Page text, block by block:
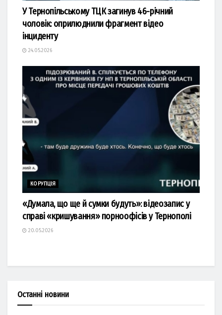
У Тернопільському ТЦК загинув 46-річний
чоловік: оприлюднили фрагмент відео
інциденту
24.05.2026
КОРУПЦІЯ
«Думала, що ще й сумки будуть»: відеозапис у
справі «кришування» порноофісів у Тернополі
20.05.2026
Останні новини